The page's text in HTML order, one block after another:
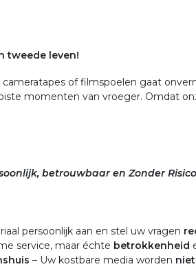
tweede leven!
of filmspoelen gaat
momenten van vroeger. Omdat
betrouwbaar en Zonder
persoonlijk aan en stel uw vragen
service, maar échte betrokkenheid
– Uw kostbare media worden niet